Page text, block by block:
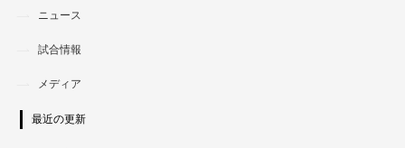
ニュース
試合情報
メディア
最近の更新